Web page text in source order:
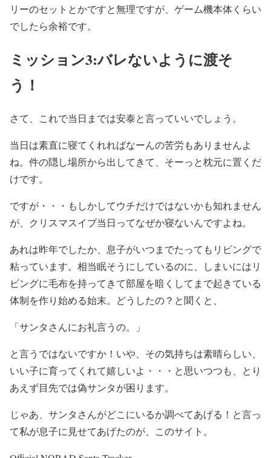
リーのセットとかですと無理ですが、ゲーム機本体くらい
でしたら余裕です。
ミッション3:バレないように渡そ
う！
さて、これで当日までは安泰と言っていいでしょう。
当日は素直に寝てくれればなーんの苦労もありませんよ
ね。件の隠し場所から出してきて、そーっと枕元に置くだ
けです。
ですが・・・もしかしてウチだけではないかも知れません
が、クリスマスイブ当日ってなぜか寝ないんですよね。
あれは昨年でしたか、息子がいつまでたってもリビングで
粘っています。相当眠そうにしているのに、しまいにはリ
ビングに毛布を持ってきて部屋を暗くしてまで起きている
体制を作り始める始末。どうしたの？と聞くと、
「サンタさんにお礼言うの。」
と言うではないですか！いや、その気持ちは素晴らしい、
いい子に育ってくれて嬉しいよ・・・と思いつつも、とり
あえず目先では偽サンタが困ります。
じゃあ、サンタさんがどこにいるか調べてあげる！と言っ
て私が息子に見せてあげたのが、このサイト。